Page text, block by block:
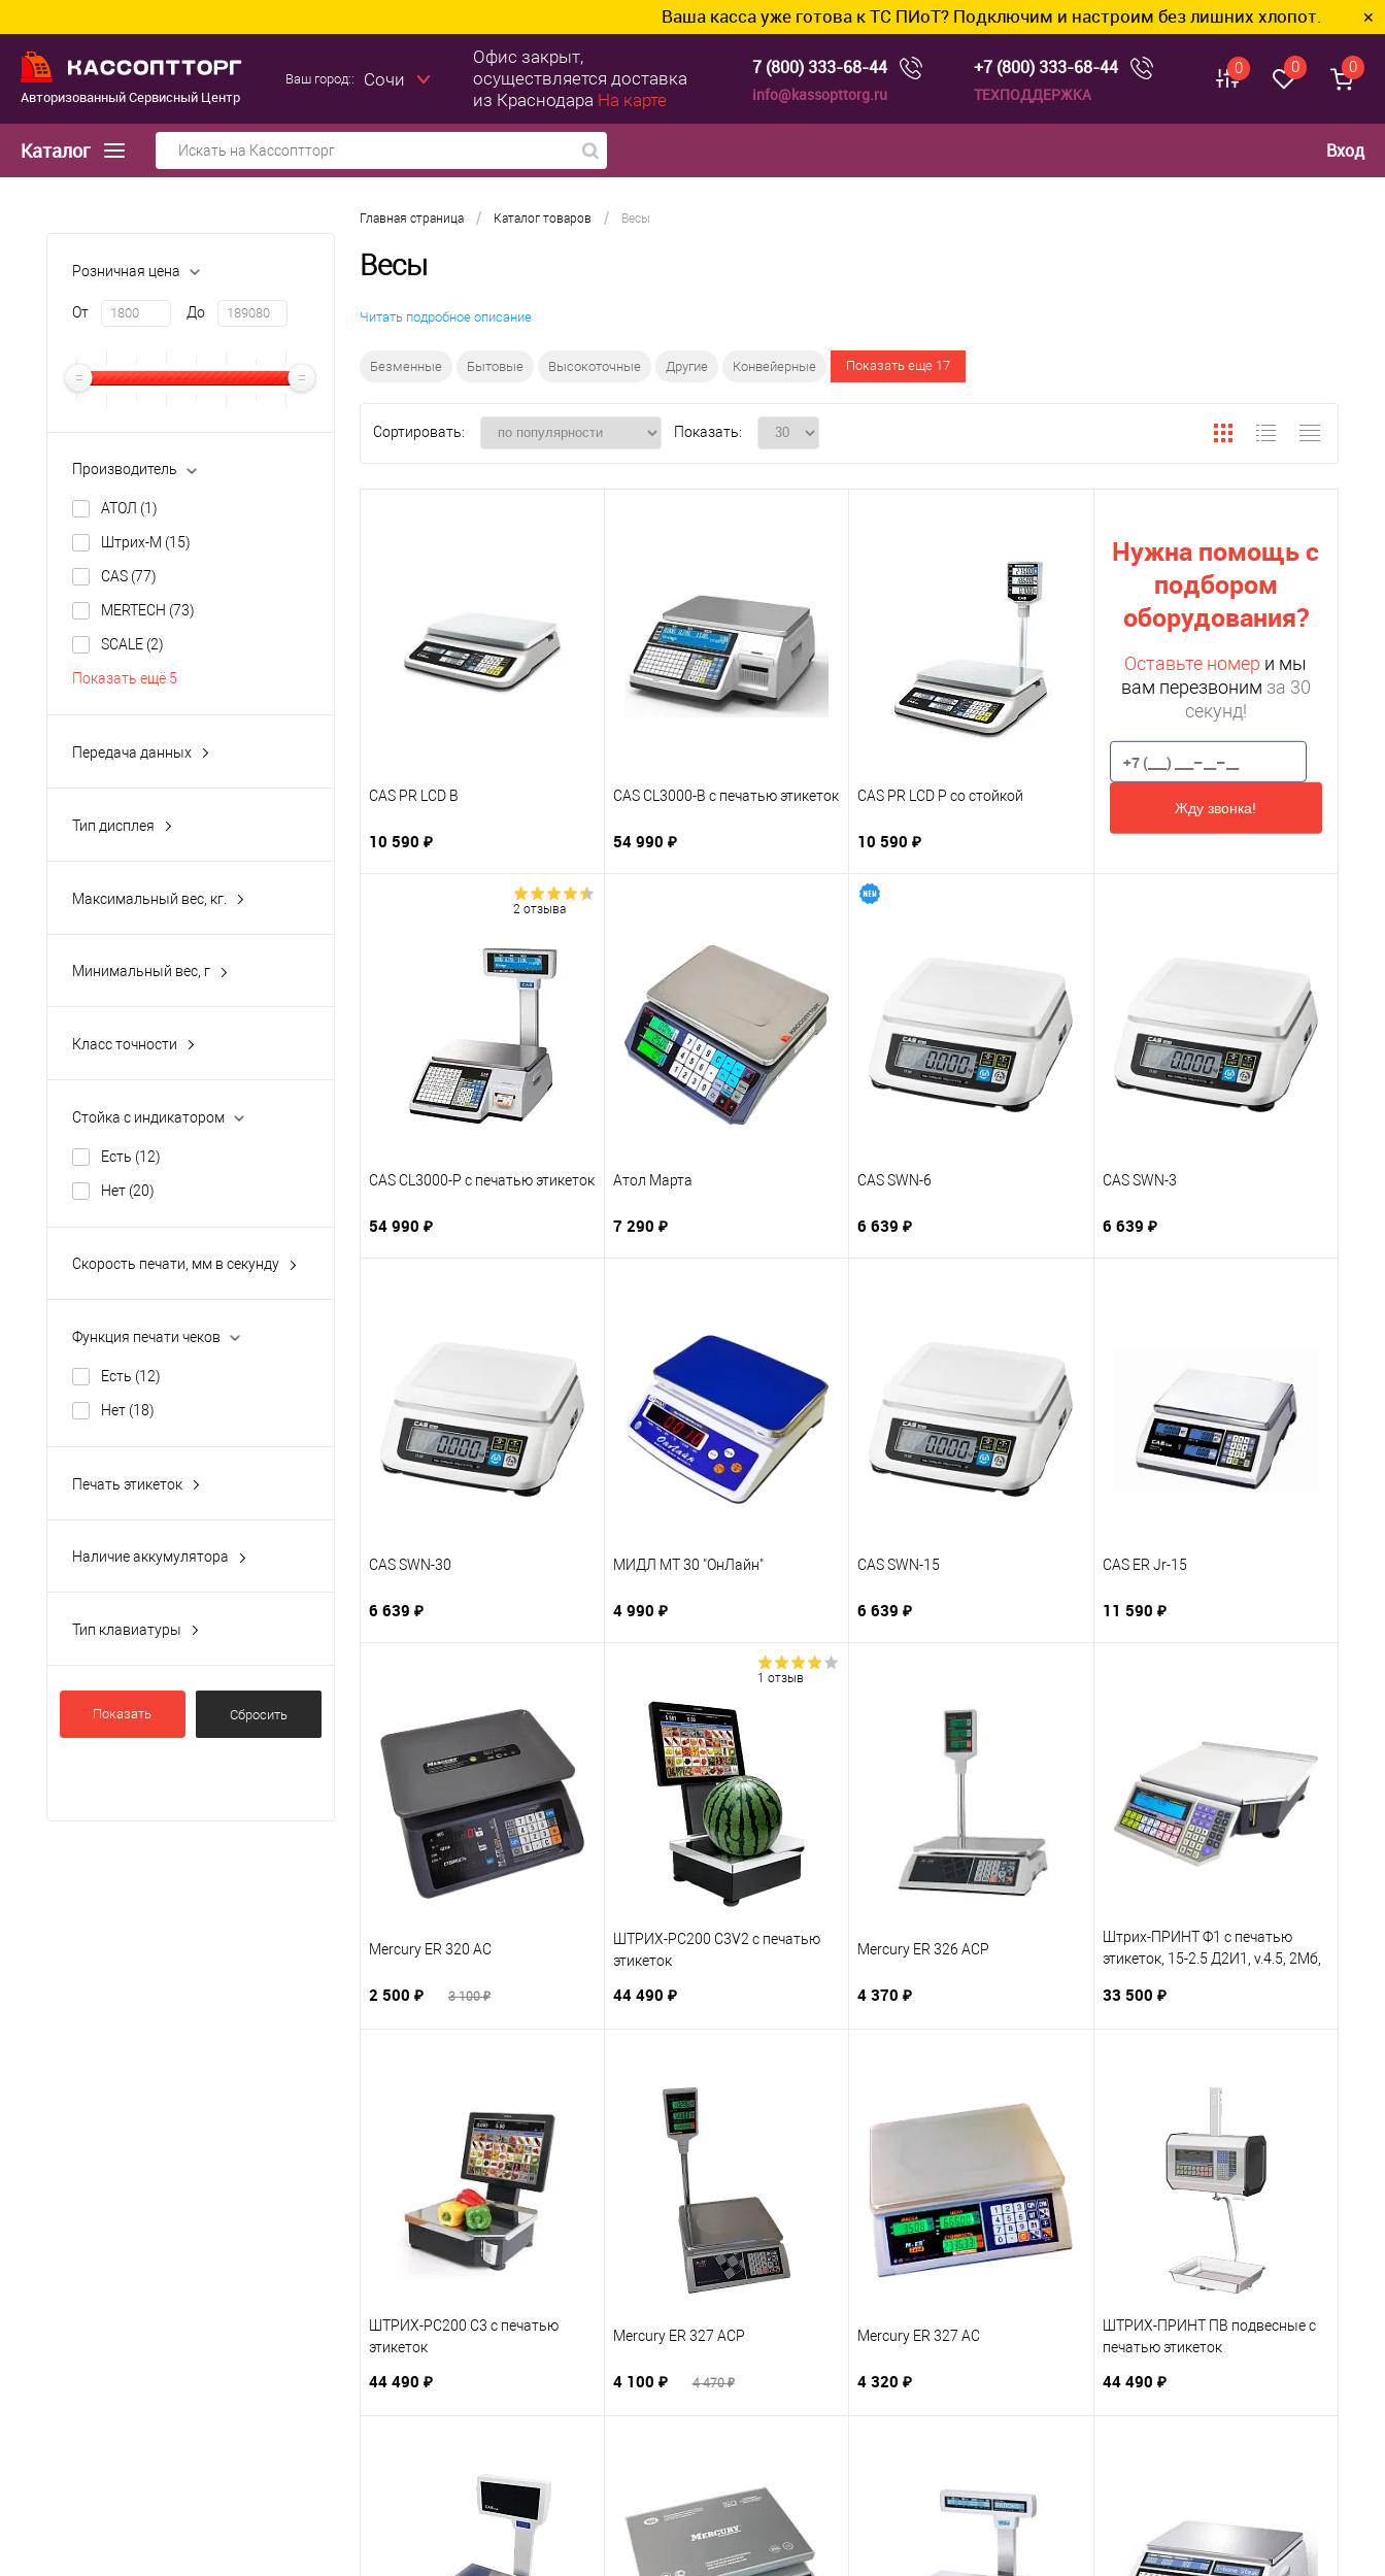
Ваша касса уже готова к ТС ПИоТ? Подключим и настроим без лишних хлопот. ✕
Авторизованный Сервисный Центр
Ваш город:: Сочи
Офис закрыт,
осуществляется доставка
из Краснодара На карте
7 (800) 333-68-44
info@kassopttorg.ru
+7 (800) 333-68-44
ТЕХПОДДЕРЖКА
0 0 0
Каталог Вход
Розничная цена
От До
Производитель
АТОЛ (1)
Штрих-М (15)
CAS (77)
MERTECH (73)
SCALE (2)
Показать ещё 5
Передача данных
RJ-12(1)
Тип дисплея
Максимальный вес, кг.
Минимальный вес, г
Класс точности
Стойка с индикатором
Есть (12)
Нет (20)
Скорость печати, мм в секунду
Функция печати чеков
Есть (12)
Нет (18)
Печать этикеток
Наличие аккумулятора
Тип клавиатуры
сенсорная
Показать
Главная страница / Каталог товаров / Весы
Весы
Читать подробное описание
Безменные Бытовые Высокоточные Другие Конвейерные Показать еще 17
Сортировать: Показать:
CAS PR LCD B
10 590 ₽
CAS CL3000-B с печатью этикеток
54 990 ₽
CAS PR LCD P со стойкой
10 590 ₽
Нужна помощь с
подбором
оборудования?
Оставьте номер и мы
вам перезвоним за 30
секунд!
Жду звонка!
2 отзыва
CAS CL3000-P с печатью этикеток
54 990 ₽
Атол Марта
7 290 ₽
CAS SWN-6
6 639 ₽
CAS SWN-3
6 639 ₽
CAS SWN-30
6 639 ₽
МИДЛ МТ 30 "ОнЛайн"
4 990 ₽
CAS SWN-15
6 639 ₽
CAS ER Jr-15
11 590 ₽
Mercury ER 320 AC
2 500 ₽ 3 100 ₽
1 отзыв
ШТРИХ-PC200 C3V2 с печатью
этикеток
44 490 ₽
Mercury ER 326 ACP
4 370 ₽
Штрих-ПРИНТ Ф1 с печатью
этикеток, 15-2.5 Д2И1, v.4.5, 2Мб,
33 500 ₽
ШТРИХ-PC200 C3 с печатью
этикеток
44 490 ₽
Mercury ER 327 ACP
4 100 ₽ 4 470 ₽
Mercury ER 327 AC
4 320 ₽
ШТРИХ-ПРИНТ ПВ подвесные с
печатью этикеток
44 490 ₽